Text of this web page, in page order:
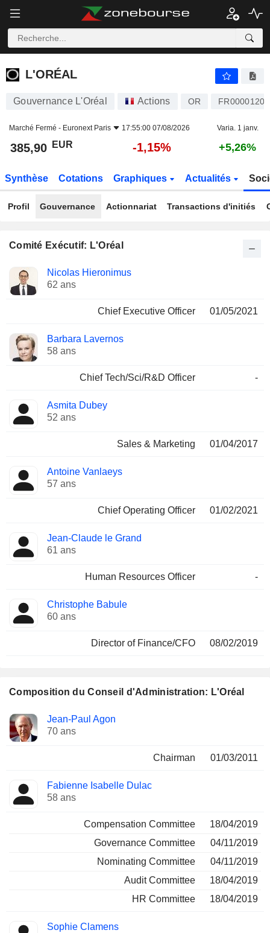
L'ORÉAL
L'ORÉAL
Gouvernance L'Oréal Actions OR
Marché Fermé - Euronext Paris 17:55:00 07/08/2026 Varia. 1 janv.
385,90 EUR -1,15% +5,26%
Synthèse Cotations Graphiques Actualités
Profil Gouvernance Actionnariat Transactions d'initiés
Comité Exécutif: L'Oréal
Dirigeant
Fonctions
occupées
Nicolas Hieronimus
62 ans
Chief Executive Officer 01/05/2021
Barbara Lavernos
58 ans
Chief Tech/Sci/R&D Officer -
Asmita Dubey
52 ans
Sales & Marketing 01/04/2017
Antoine Vanlaeys
57 ans
Chief Operating Officer 01/02/2021
Jean-Claude le Grand
61 ans
Human Resources Officer -
Christophe Babule
60 ans
Director of Finance/CFO 08/02/2019
Composition du Conseil d'Administration: L'Oréal
Administrateur Comités
Jean-Paul Agon
70 ans
Chairman 01/03/2011
Fabienne Isabelle Dulac
58 ans
Compensation Committee
18/04/2019
Governance Committee
04/11/2019
Nominating Committee
04/11/2019
Audit Committee
18/04/2019
HR Committee
18/04/2019
Sophie Clamens